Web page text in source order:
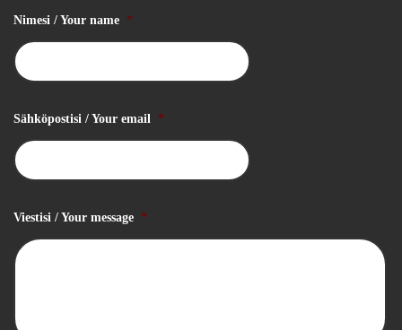
Nimesi / Your name *
Sähköpostisi / Your email *
Viestisi / Your message *